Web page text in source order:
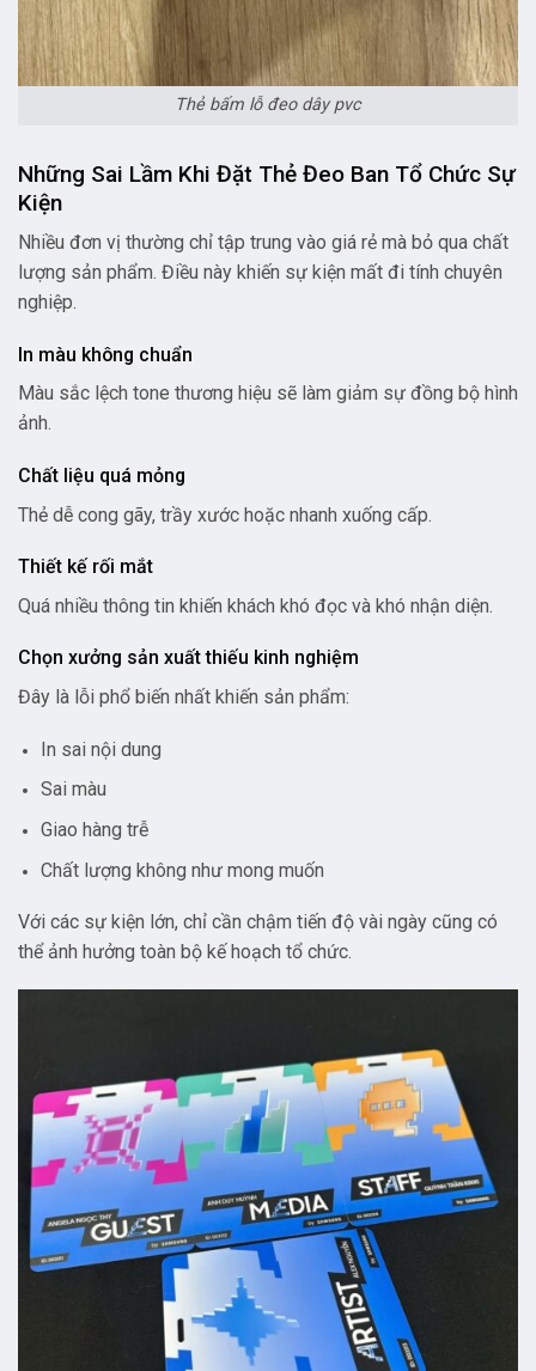
Thẻ bấm lỗ đeo dây pvc
Những Sai Lầm Khi Đặt Thẻ Đeo Ban Tổ Chức Sự
Kiện
Nhiều đơn vị thường chỉ tập trung vào giá rẻ mà bỏ qua chất
lượng sản phẩm. Điều này khiến sự kiện mất đi tính chuyên
nghiệp.
In màu không chuẩn
Màu sắc lệch tone thương hiệu sẽ làm giảm sự đồng bộ hình
ảnh.
Chất liệu quá mỏng
Thẻ dễ cong gãy, trầy xước hoặc nhanh xuống cấp.
Thiết kế rối mắt
Quá nhiều thông tin khiến khách khó đọc và khó nhận diện.
Chọn xưởng sản xuất thiếu kinh nghiệm
Đây là lỗi phổ biến nhất khiến sản phẩm:
In sai nội dung
Sai màu
Giao hàng trễ
Chất lượng không như mong muốn
Với các sự kiện lớn, chỉ cần chậm tiến độ vài ngày cũng có
thể ảnh hưởng toàn bộ kế hoạch tổ chức.